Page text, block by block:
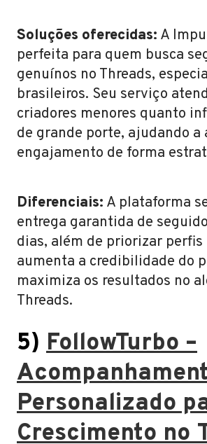
Soluções oferecidas: A
perfeita para quem busca
genuínos no Threads,
brasileiros. Seu serviço
criadores menores quanto
de grande porte, ajudando a
engajamento de forma
Diferenciais: A plataforma
entrega garantida de
dias, além de priorizar perfis
aumenta a credibilidade do
maximiza os resultados no
Threads.
5) FollowTurbo –
Personalizado
Crescimento no